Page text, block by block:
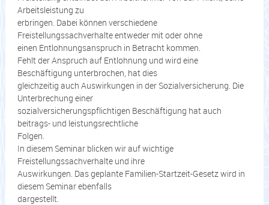
Arbeitsleistung zu
erbringen. Dabei können verschiedene
Freistellungssachverhalte entweder mit oder ohne
einen Entlohnungsanspruch in Betracht kommen.
Fehlt der Anspruch auf Entlohnung und wird eine
Beschäftigung unterbrochen, hat dies
gleichzeitig auch Auswirkungen in der Sozialversicherung. Die
Unterbrechung einer
sozialversicherungspflichtigen Beschäftigung hat auch
beitrags- und leistungsrechtliche
Folgen.
In diesem Seminar blicken wir auf wichtige
Freistellungssachverhalte und ihre
Auswirkungen. Das geplante Familien-Startzeit-Gesetz wird in
diesem Seminar ebenfalls
dargestellt.